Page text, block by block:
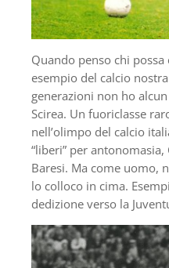
Quando penso chi
esempio del calcio
generazioni non ho
Scirea. Un fuoriclasse
nell’olimpo del calcio
“liberi” per
Baresi. Ma come uomo,
lo colloco in cima.
dedizione verso la